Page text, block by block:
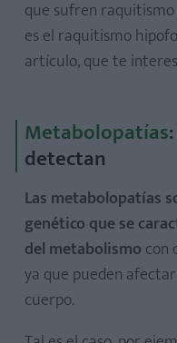
que sufren
es el raquitismo
artículo, que te
Metabolopatías
detectan
Las metabolopatías
genético que se
del metabolismo con
ya que pueden
cuerpo.